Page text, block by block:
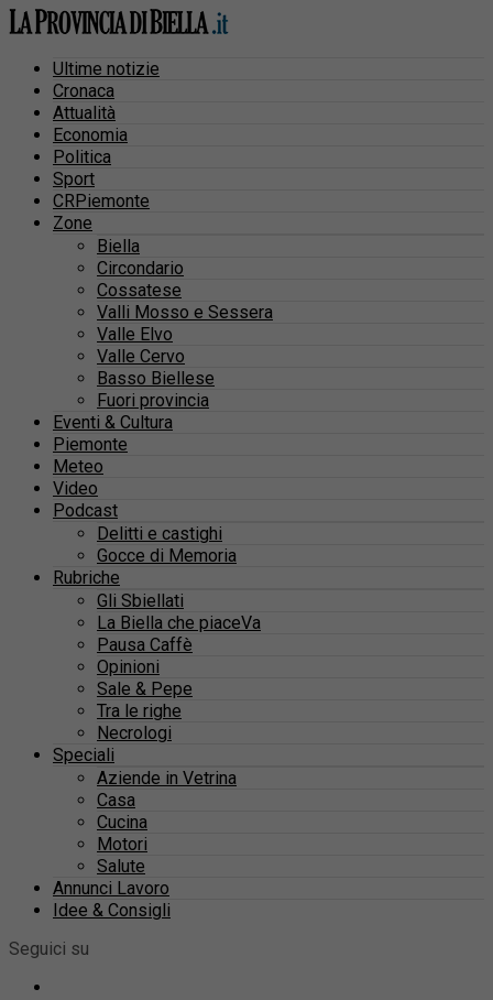
Ultime notizie
Cronaca
Attualità
Economia
Politica
Sport
CRPiemonte
Zone
Biella
Circondario
Cossatese
Valli Mosso e Sessera
Valle Elvo
Valle Cervo
Basso Biellese
Fuori provincia
Eventi & Cultura
Piemonte
Meteo
Video
Podcast
Delitti e castighi
Gocce di Memoria
Rubriche
Gli Sbiellati
La Biella che piaceVa
Pausa Caffè
Opinioni
Sale & Pepe
Tra le righe
Necrologi
Speciali
Aziende in Vetrina
Casa
Cucina
Motori
Salute
Annunci Lavoro
Idee & Consigli
Seguici su